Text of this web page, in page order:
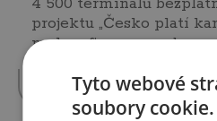
projektu „Česko platí
mohou firmy a osoby
Tyto webové
soubory cookie.